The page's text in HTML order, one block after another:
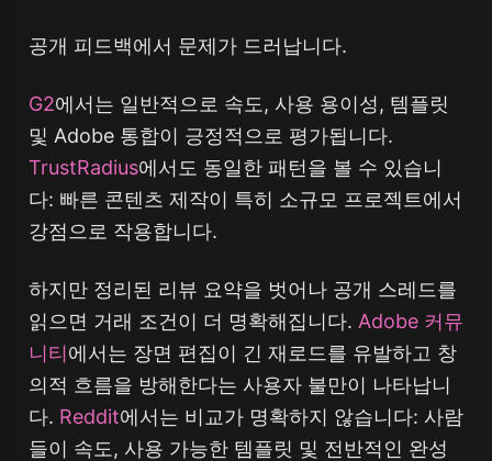
공개 피드백에서 문제가 드러납니다.
G2에서는 일반적으로 속도, 사용 용이성, 템플릿
및 Adobe 통합이 긍정적으로 평가됩니다.
TrustRadius에서도 동일한 패턴을 볼 수 있습니
다: 빠른 콘텐츠 제작이 특히 소규모 프로젝트에서
강점으로 작용합니다.
하지만 정리된 리뷰 요약을 벗어나 공개 스레드를
읽으면 거래 조건이 더 명확해집니다. Adobe 커뮤
니티에서는 장면 편집이 긴 재로드를 유발하고 창
의적 흐름을 방해한다는 사용자 불만이 나타납니
다. Reddit에서는 비교가 명확하지 않습니다: 사람
들이 속도, 사용 가능한 템플릿 및 전반적인 완성